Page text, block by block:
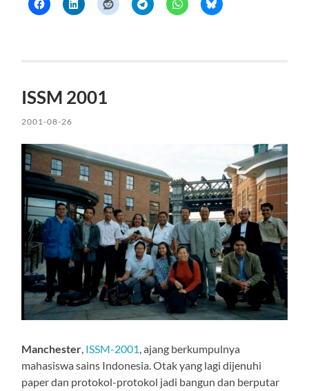
ISSM 2001
2001-08-26
Manchester, ISSM-2001, ajang berkumpulnya
mahasiswa sains Indonesia. Otak yang lagi dijenuhi
paper dan protokol-protokol jadi bangun dan berputar